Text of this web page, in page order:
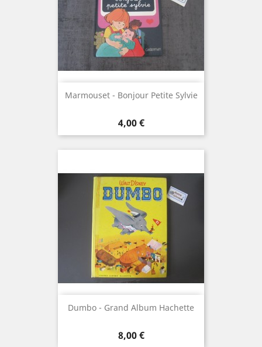
Marmouset - Bonjour Petite Sylvie
Prix
4,00 €
Dumbo - Grand Album Hachette
Prix
8,00 €